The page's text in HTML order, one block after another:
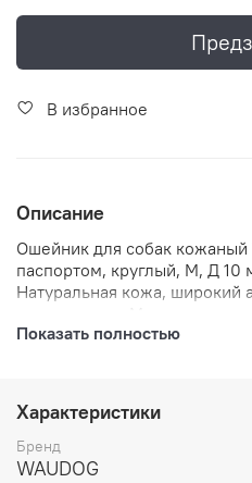
В избранное
Описание
Ошейник для собак кожаный
паспортом, круглый, M, Д
Натуральная кожа, широкий
адресник с инструкцией
Показать полностью
Характеристики
Бренд
WAUDOG